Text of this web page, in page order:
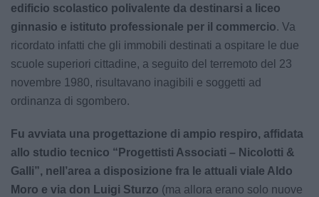
edificio scolastico polivalente da destinarsi a liceo
ginnasio e istituto professionale per il commercio. Va
ricordato infatti che gli immobili destinati a ospitare le due
scuole superiori cittadine, a seguito del terremoto del 23
novembre 1980, risultavano inagibili e soggetti ad
ordinanza di sgombero.
Fu avviata una progettazione di ampio respiro, affidata
allo studio tecnico “Progettisti Associati – Nicolotti &
Galli”, nell’area a disposizione fra le attuali viale Aldo
Moro e via don Luigi Sturzo (ma allora erano solo nuove